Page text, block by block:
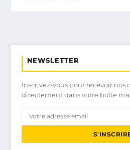
NEWSLETTER
Inscrivez-vous pour recevoir nos
directement dans votre boîte